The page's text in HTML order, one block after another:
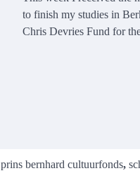
to finish my studies in
Chris Devries Fund for
prins bernhard cultuurfonds,